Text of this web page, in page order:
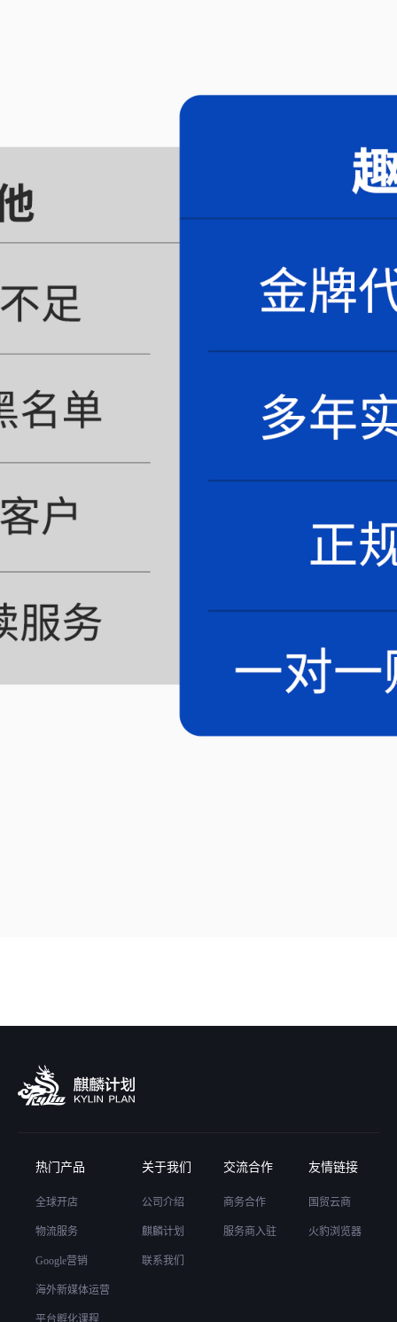
热门产品
全球开店
物流服务
Google营销
海外新媒体运营
平台孵化课程
关于我们
公司介绍
麒麟计划
联系我们
交流合作
商务合作
服务商入驻
友情链接
国贸云商
火豹浏览器